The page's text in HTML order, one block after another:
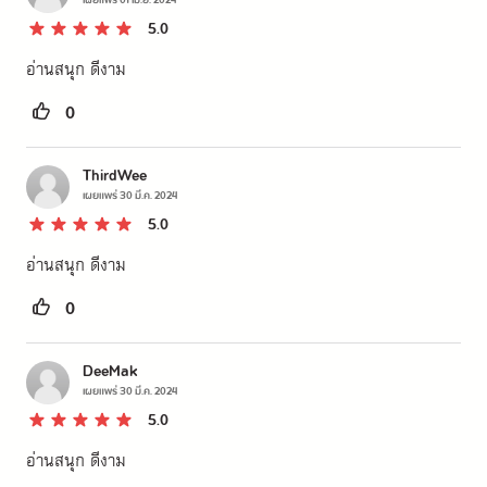
5.0
อ่านสนุก ดีงาม
0
ThirdWee
เผยแพร่30 มี.ค. 2024
5.0
อ่านสนุก ดีงาม
0
DeeMak
เผยแพร่30 มี.ค. 2024
5.0
อ่านสนุก ดีงาม